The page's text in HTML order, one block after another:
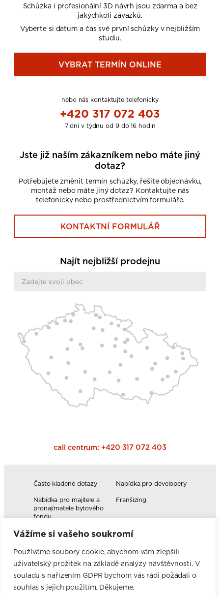
Vážíme si vašeho soukromí
Používáme soubory cookie, abychom vám zlepšili
uživatelský prožitek na základě analýzy návštěvnosti. V
souladu s nařízením GDPR bychom vás rádi požádali o
souhlas s jejich použitím. Děkujeme.
Schůzka i profesionální 3D návrh jsou zdarma a bez
jakýchkoli závazků.
Vyberte si datum a čas své první schůzky v nejbližším
studiu.
VYBRAT TERMÍN ONLINE
nebo nás kontaktujte telefonicky
+420 317 072 403
7 dní v týdnu od 9 do 16 hodin
Jste již naším zákazníkem nebo máte jiný
dotaz?
Potřebujete změnit termín schůzky, řešíte objednávku,
montáž nebo máte jiný dotaz? Kontaktujte nás
telefonicky nebo prostřednictvím formuláře.
KONTAKTNÍ FORMULÁŘ
Najít nejbližší prodejnu
call centrum: +420 317 072 403
Často kladené dotazy
Nabídka pro developery
Nabídka pro majitele a
pronajímatele bytového
fondu
Franšízing
Volná pracovní místa
Blog
Novinky
Realizace kuchyní
Firemní hodnoty
Elektromobilita
Facebook
Instagram
YouTube
Pinterest
LinkedIn